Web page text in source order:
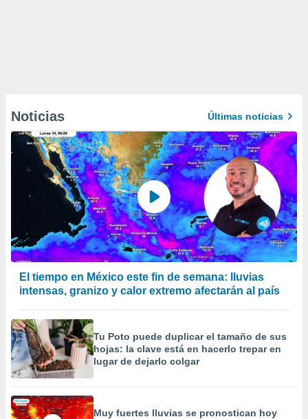
Noticias Últimas noticias
El tiempo en México este fin de semana: lluvias
intensas, granizo y calor extremo afectarán al país
Tu Poto puede duplicar el tamaño de sus
hojas: la clave está en hacerlo trepar en
lugar de dejarlo colgar
Muy fuertes lluvias se pronostican hoy